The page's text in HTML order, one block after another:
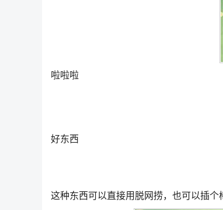
啦啦啦
好东西
这种东西可以直接用脱网捞，也可以插